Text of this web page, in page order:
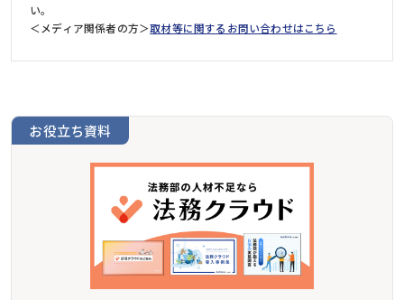
い。
＜メディア関係者の方＞取材等に関するお問い合わせはこちら
お役立ち資料